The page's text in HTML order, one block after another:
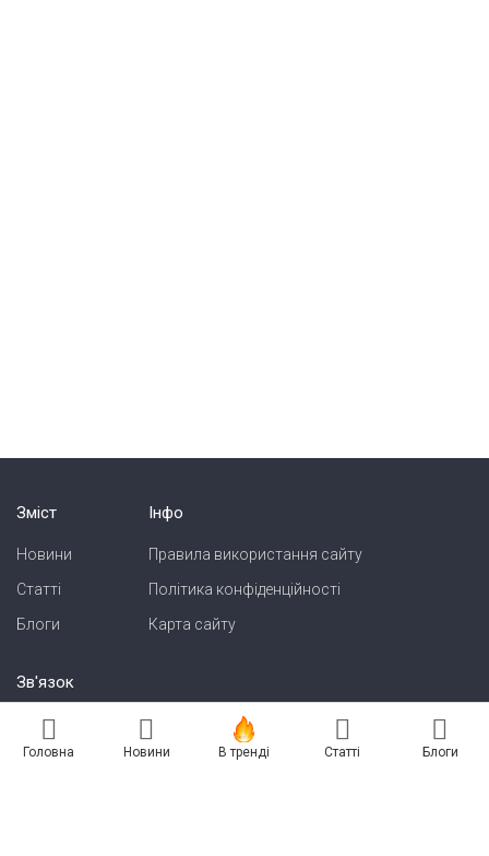
Зміст
Новини
Статті
Блоги
Інфо
Правила використання сайту
Політика конфіденційності
Карта сайту
Зв'язок
Реклама на сайті
Есть новость? Присылайте — разместим!
Головна Новини В тренді Статті Блоги